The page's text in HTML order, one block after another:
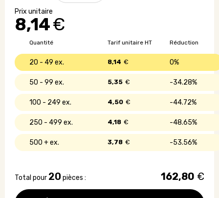
8,14€
avec
arôme
Quantité Réduction
Tarif unitaire HT
20 - 49 0%
8,14 €
50 - 99 34.28%
5,35 €
100 - 249 44.72%
4,50 €
250 - 499 48.65%
4,18 €
500 + 53.56%
3,78 €
Total pour 20 pièces : 162,80 €